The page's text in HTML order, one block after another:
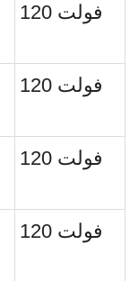
120 فولت
120 فولت
120 فولت
120 فولت